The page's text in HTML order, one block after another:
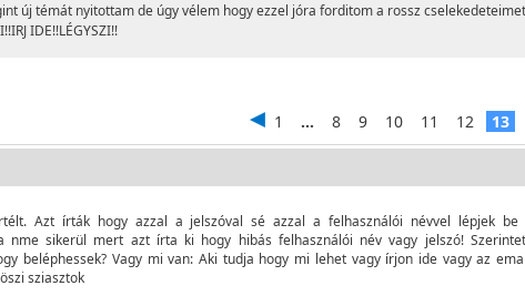
új témát nyitottam de úgy vélem hogy ezzel jóra forditom a rossz
IDE!!LÉGYSZI!!
1 ... 8 9 10 11 12 13
Azt írták hogy azzal a jelszóval sé azzal a felhasználói névvel lépjek be
nme sikerül mert azt írta ki hogy hibás felhasználói név vagy jelszó!
beléphessek? Vagy mi van: Aki tudja hogy mi lehet vagy írjon ide vagy az
sziasztok